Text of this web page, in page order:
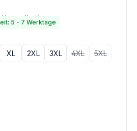
5 - 7 Werktage
XL 2XL 3XL 4XL(Diese Option ist
5XL(Diese
nicht verfügbar.)
navygelb
ist zurzeit nicht verfügbar.)
saturn gelb | navy